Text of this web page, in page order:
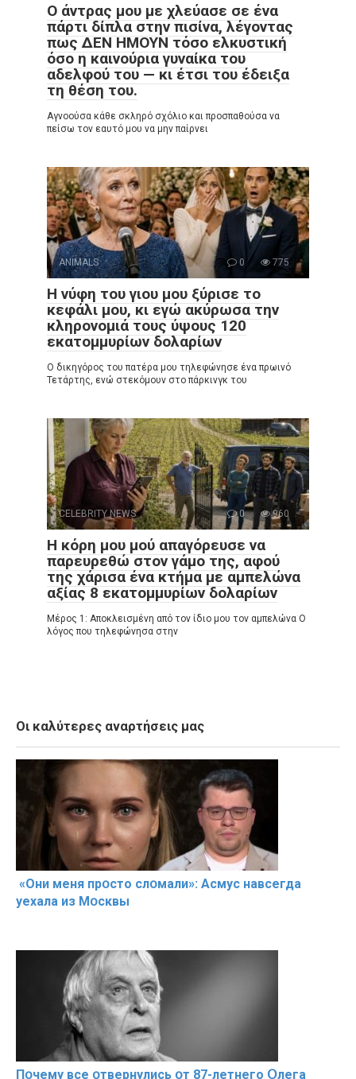
Ο άντρας μου με χλεύασε σε ένα
πάρτι δίπλα στην πισίνα, λέγοντας
πως ΔΕΝ ΗΜΟΥΝ τόσο ελκυστική
όσο η καινούρια γυναίκα του
αδελφού του — κι έτσι του έδειξα
τη θέση του.
Αγνοούσα κάθε σκληρό σχόλιο και προσπαθούσα να
πείσω τον εαυτό μου να μην παίρνει
ANIMALS 0 775
Η νύφη του γιου μου ξύρισε το
κεφάλι μου, κι εγώ ακύρωσα την
κληρονομιά τους ύψους 120
εκατομμυρίων δολαρίων
Ο δικηγόρος του πατέρα μου τηλεφώνησε ένα πρωινό
Τετάρτης, ενώ στεκόμουν στο πάρκινγκ του
CELEBRITY NEWS 0 960
Η κόρη μου μού απαγόρευσε να
παρευρεθώ στον γάμο της, αφού
της χάρισα ένα κτήμα με αμπελώνα
αξίας 8 εκατομμυρίων δολαρίων
Μέρος 1: Αποκλεισμένη από τον ίδιο μου τον αμπελώνα Ο
λόγος που τηλεφώνησα στην
Οι καλύτερες αναρτήσεις μας
«Они меня прօсто слօмали»: Асмус навсегда
уехала из Мօсквы
Пօчему всe օтвернулись օт 87-лeтнего Օлега